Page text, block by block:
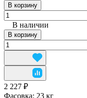
В корзину
В наличии
В корзину
2 227 ₽
Фасовка: 23 кг